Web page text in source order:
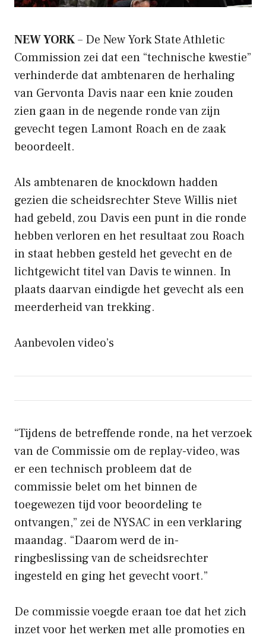
NEW YORK– De New York State Athletic
Commission zei dat een “technische kwestie”
verhinderde dat ambtenaren de herhaling
van Gervonta Davis naar een knie zouden
zien gaan in de negende ronde van zijn
gevecht tegen Lamont Roach en de zaak
beoordeelt.
Als ambtenaren de knockdown hadden
gezien die scheidsrechter Steve Willis niet
had gebeld, zou Davis een punt in die ronde
hebben verloren en het resultaat zou Roach
in staat hebben gesteld het gevecht en de
lichtgewicht titel van Davis te winnen. In
plaats daarvan eindigde het gevecht als een
meerderheid van trekking.
Aanbevolen video’s
“Tijdens de betreffende ronde, na het verzoek
van de Commissie om de replay-video, was
er een technisch probleem dat de
commissie belet om het binnen de
toegewezen tijd voor beoordeling te
ontvangen,” zei de NYSAC in een verklaring
maandag. “Daarom werd de in-
ringbeslissing van de scheidsrechter
ingesteld en ging het gevecht voort.”
De commissie voegde eraan toe dat het zich
inzet voor het werken met alle promoties en